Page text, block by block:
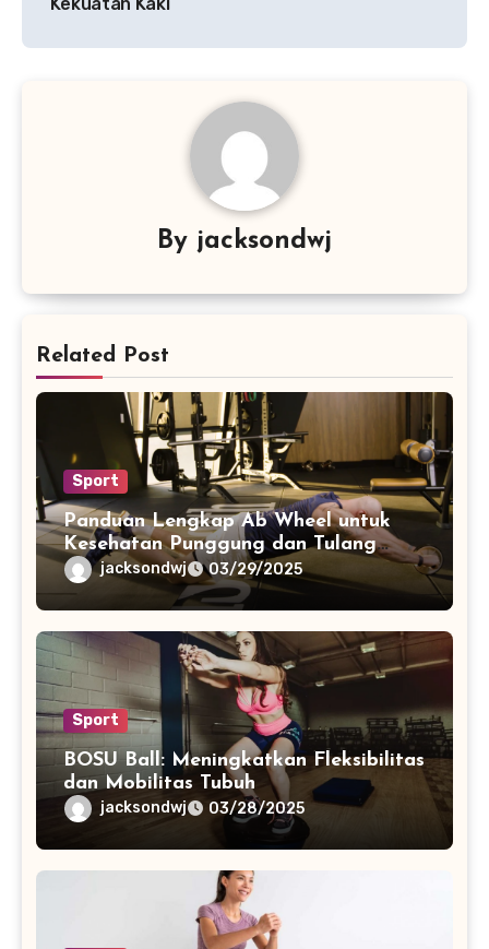
By jacksondwj
Related Post
Sport
Panduan Lengkap Ab Wheel untuk
Kesehatan Punggung dan Tulang
Belakang
jacksondwj 03/29/2025
Sport
BOSU Ball: Meningkatkan Fleksibilitas
dan Mobilitas Tubuh
jacksondwj 03/28/2025